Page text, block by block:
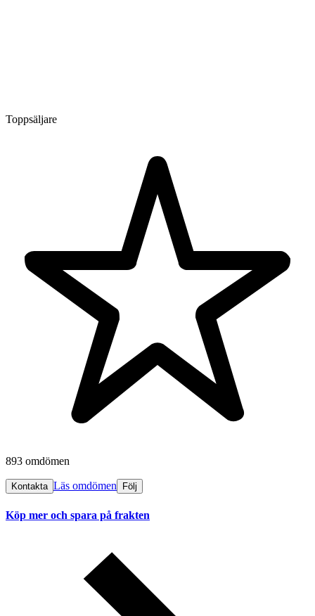
Toppsäljare
893 omdömen
Kontakta Läs omdömen Följ
Köp mer och spara på frakten